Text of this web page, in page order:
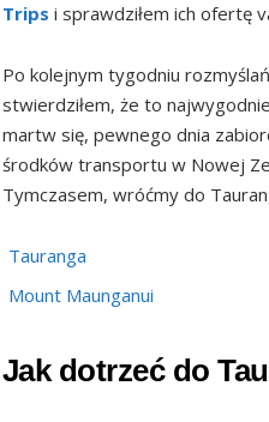
Trips i sprawdziłem ich ofertę
Po kolejnym tygodniu
stwierdziłem, że to
martw się, pewnego dnia
środków transportu w Nowej
Tymczasem, wróćmy do
Tauranga
Mount Maunganui
Jak dotrzeć do